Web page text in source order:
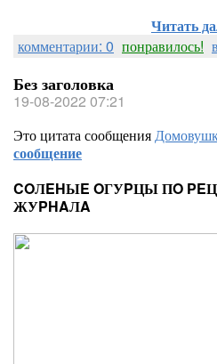
Читать
комментарии: 0 понравилось!
Без заголовка
19-08-2022 07:21
Это цитата сообщения
сообщение
COЛEHЫE OГУPЦЫ ПO
ЖУPHAЛA